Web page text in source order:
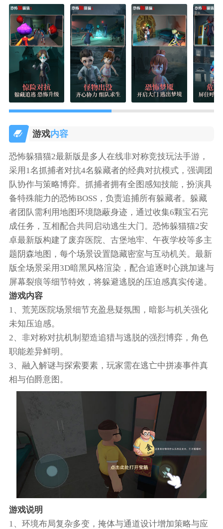
游戏内容
恐怖躲猫猫2最新版是多人在线非对称竞技玩法手游，
采用1名抓捕者对抗4名躲藏者的经典对抗模式，强调团
队协作与策略博弈。抓捕者拥有全图感知技能，扮演具
备特殊能力的恐怖BOSS，负责追捕所有躲藏者。躲藏
者团队需利用地图环境隐蔽身迹，通过收集6颗宝石完
成任务，互相配合共同启动逃生大门。恐怖躲猫猫2安
卓最新版构建了废弃医院、古堡地牢、午夜学校等多主
题阴森地图，每个场景设置隐藏密室与互动机关。最新
版全场景采用3D暗黑风格渲染，配合追逐时心跳加速与
屏幕裂痕等细节特效，将躲避逃脱的压迫感真实传递。
游戏内容
1、荒芜医院场景细节充盈悬疑氛围，暗影与机关强化
未知压迫感。
2、非对称对抗机制塑造追猎与逃脱的强烈博弈，角色
职能差异鲜明。
3、融入解谜与探索要素，玩家需在逃亡中拼凑事件真
相与伯爵意图。
游戏说明
1、环境布局复杂多变，掩体与通道设计增加策略与应